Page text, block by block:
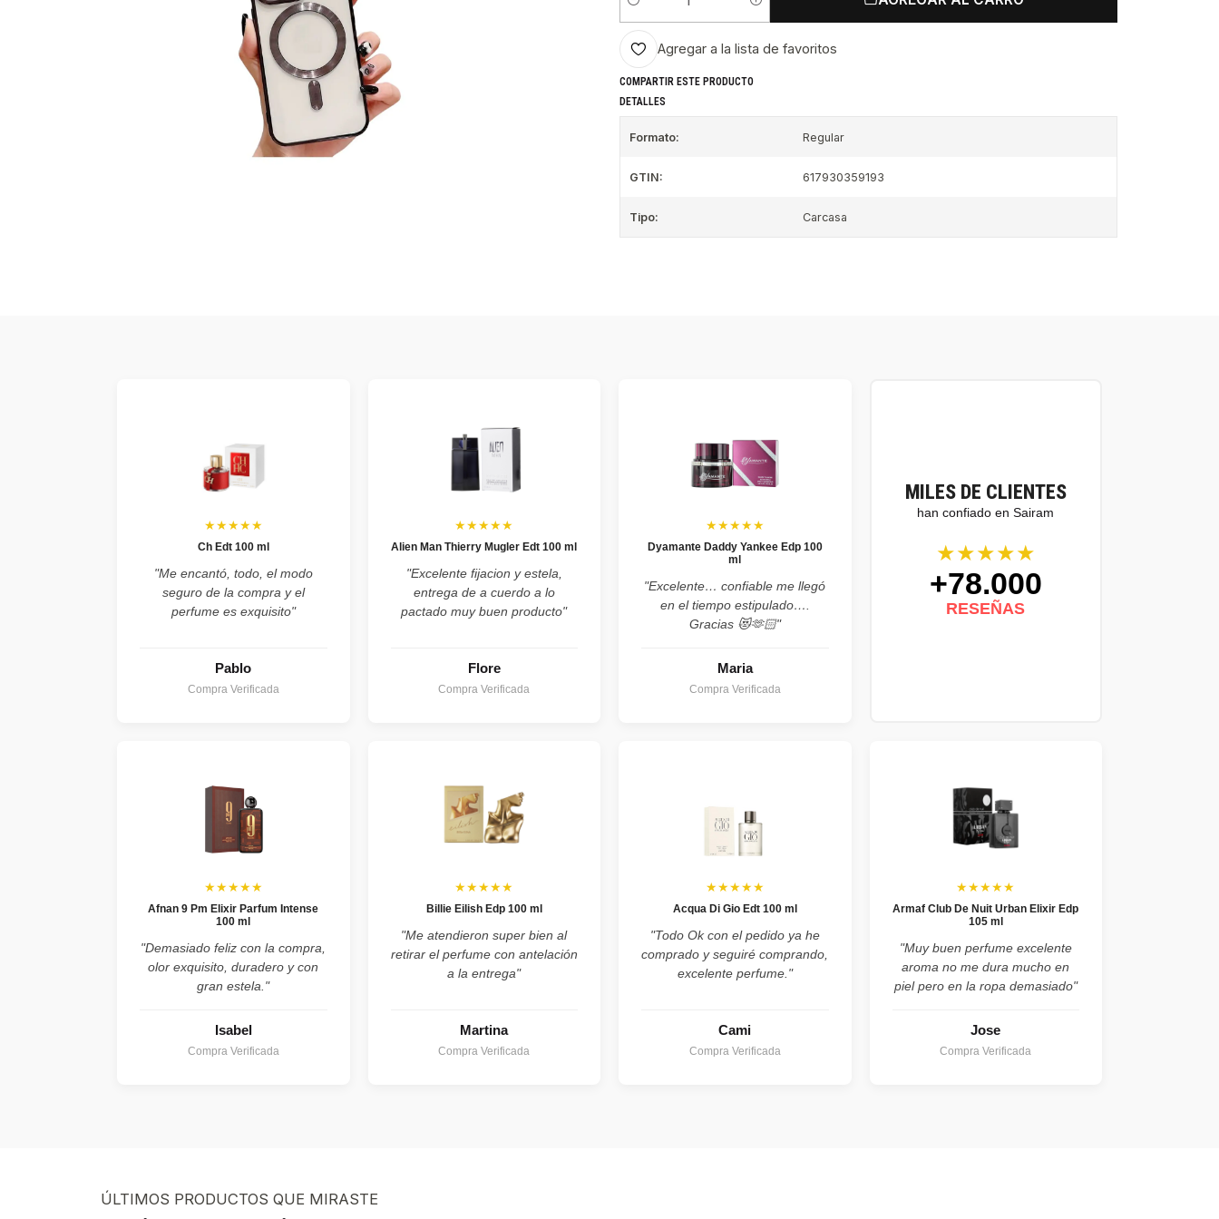
Cantidad
Agregar a la lista de favoritos
COMPARTIR ESTE PRODUCTO
DETALLES
Formato: Regular
GTIN: 617930359193
Tipo: Carcasa
MILES DE CLIENTES
han confiado en Sairam
★★★★★
+78.000
RESEÑAS
★★★★★
Ch Edt 100 ml
"Me encantó, todo, el modo
seguro de la compra y el
perfume es exquisito"
Pablo
Compra Verificada
★★★★★
Alien Man Thierry Mugler Edt 100 ml
"Excelente fijacion y estela,
entrega de a cuerdo a lo
pactado muy buen producto"
Flore
Compra Verificada
★★★★★
Dyamante Daddy Yankee Edp 100
ml
"Excelente… confiable me llegó
en el tiempo estipulado….
Gracias 😻🫶🏻"
Maria
Compra Verificada
★★★★★
Afnan 9 Pm Elixir Parfum Intense
100 ml
"Demasiado feliz con la compra,
olor exquisito, duradero y con
gran estela."
Isabel
Compra Verificada
★★★★★
Billie Eilish Edp 100 ml
"Me atendieron super bien al
retirar el perfume con antelación
a la entrega"
Martina
Compra Verificada
★★★★★
Acqua Di Gio Edt 100 ml
"Todo Ok con el pedido ya he
comprado y seguiré comprando,
excelente perfume."
Cami
Compra Verificada
★★★★★
Armaf Club De Nuit Urban Elixir Edp
105 ml
"Muy buen perfume excelente
aroma no me dura mucho en
piel pero en la ropa demasiado"
Jose
Compra Verificada
ÚLTIMOS PRODUCTOS QUE MIRASTE